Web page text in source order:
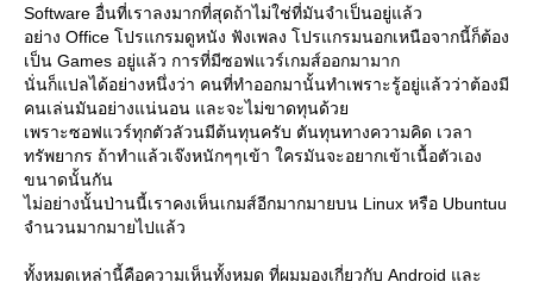
Software อื่นที่เราลงมากที่สุดถ้าไม่ใช่ที่มันจำเป็นอยู่แล้ว
อย่าง Office โปรแกรมดูหนัง ฟังเพลง โปรแกรมนอกเหนือจากนี้ก็ต้อง
เป็น Games อยู่แล้ว การที่มีซอฟแวร์เกมส์ออกมามาก
นั่นก็แปลได้อย่างหนึ่งว่า คนที่ทำออกมานั้นทำเพราะรู้อยู่แล้วว่าต้องมี
คนเล่นมันอย่างแน่นอน และจะไม่ขาดทุนด้ว
เพราะซอฟแวร์ทุกตัวลัวนมีต้นทุนครับ ตันทุนทางความคิด เวลา
ทรัพยากร ถ้าทำแล้วเจ๊งหนักๆๆเข้า ใครมันจะอยากเข้าเนื้อตัวเอง
ขนาดนั้นกัน
ไม่อย่างนั้นป่านนี้เราคงเห็นเกมส์อีกมากมายบน Linux หรือ Ubuntuu
จำนวนมากมายไปแล้ว
ทั้งหมดเหล่านี้คือความเห็นทั้งหมด ที่ผมมองเกี่ยวกับ Android และ